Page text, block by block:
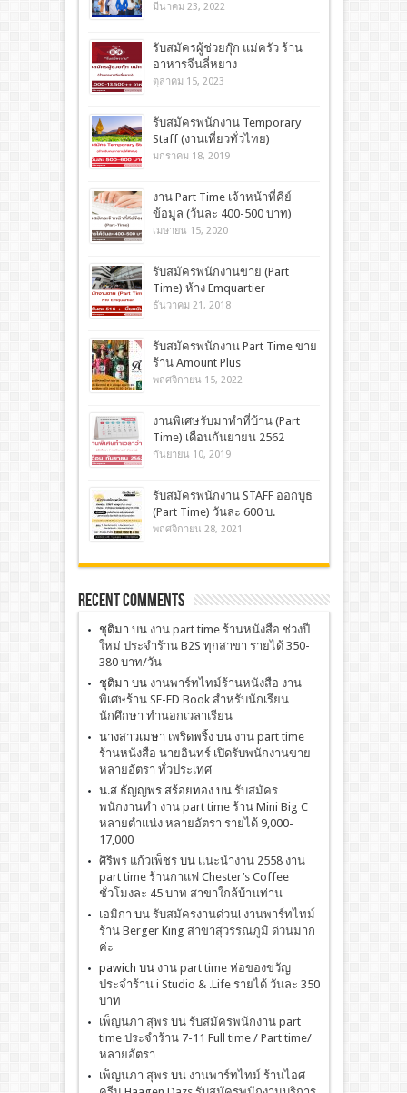
มีนาคม 23, 2022
รับสมัครผู้ช่วยกุ๊ก แม่ครัว ร้าน
อาหารจีนลี่หยาง
ตุลาคม 15, 2023
รับสมัครพนักงาน Temporary
Staff (งานเที่ยวทั่วไทย)
มกราคม 18, 2019
งาน Part Time เจ้าหน้าที่คีย์
ข้อมูล (วันละ 400-500 บาท)
เมษายน 15, 2020
รับสมัครพนักงานขาย (Part
Time) ห้าง Emquartier
ธันวาคม 21, 2018
รับสมัครพนักงาน Part Time ขาย
ร้าน Amount Plus
พฤศจิกายน 15, 2022
งานพิเศษรับมาทำที่บ้าน (Part
Time) เดือนกันยายน 2562
กันยายน 10, 2019
รับสมัครพนักงาน STAFF ออกบูธ
(Part Time) วันละ 600 บ.
พฤศจิกายน 28, 2021
Recent Comments
ชุติมา บน งาน part time ร้านหนังสือ ช่วงปี
ใหม่ ประจำร้าน B2S ทุกสาขา รายได้ 350-
380 บาท/วัน
ชุติมา บน งานพาร์ทไทม์ร้านหนังสือ งาน
พิเศษร้าน SE-ED Book สำหรับนักเรียน
นักศึกษา ทำนอกเวลาเรียน
นางสาวเมษา เพริดพริ้งบน งาน part time
ร้านหนังสือ นายอินทร์ เปิดรับพนักงานขาย
หลายอัตรา ทั่วประเทศ
น.ส ธัญญพร สร้อยทองบน รับสมัคร
พนักงานทำ งาน part time ร้าน Mini Big C
หลายตำแน่ง หลายอัตรา รายได้ 9,000-
17,000
ศิริพร แก้วเพ็ชรบน เเนะนำงาน 2558 งาน
part time ร้านกาแฟ Chester’s Coffee
ชั่วโมงละ 45 บาท สาขาใกล้บ้านท่าน
เอมิกา บน รับสมัครงานด่วน! งานพาร์ทไทม์
ร้าน Berger King สาขาสุวรรณภูมิ ด่วนมาก
ค่ะ
pawich บน งาน part time ห่อของขวัญ
ประจำร้าน i Studio & .Life รายได้ วันละ 350
บาท
เพ็ญนภา สุพรบน รับสมัครพนักงาน part
time ประจำร้าน 7-11 Full time / Part time/
หลายอัตรา
เพ็ญนภา สุพรบน งานพาร์ทไทม์ ร้านไอศ